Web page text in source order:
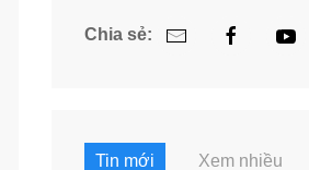
Chia sẻ:
Tin mới Xem nhiều